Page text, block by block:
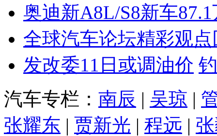
奥迪新A8L/S8新车
全球汽车论坛精彩观点
发改委11日或调油价
汽车专栏： 南辰 | 吴琼 |
张耀东 | 贾新光 | 程远 |